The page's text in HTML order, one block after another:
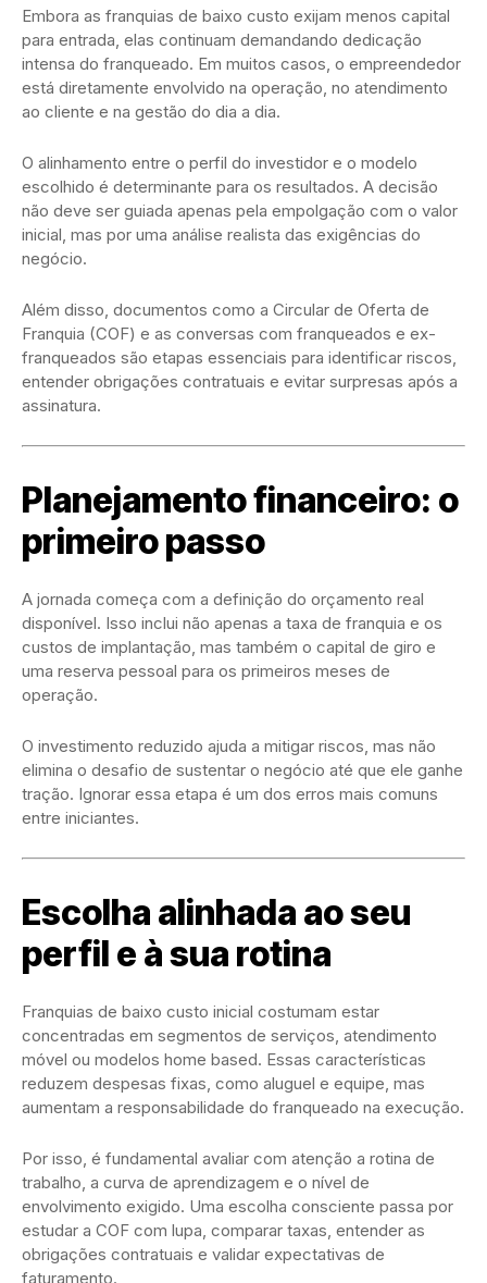
Embora as franquias de baixo custo exijam menos capital
para entrada, elas continuam demandando dedicação
intensa do franqueado. Em muitos casos, o empreendedor
está diretamente envolvido na operação, no atendimento
ao cliente e na gestão do dia a dia.
O alinhamento entre o perfil do investidor e o modelo
escolhido é determinante para os resultados. A decisão
não deve ser guiada apenas pela empolgação com o valor
inicial, mas por uma análise realista das exigências do
negócio.
Além disso, documentos como a Circular de Oferta de
Franquia (COF) e as conversas com franqueados e ex-
franqueados são etapas essenciais para identificar riscos,
entender obrigações contratuais e evitar surpresas após a
assinatura.
Planejamento financeiro: o
primeiro passo
A jornada começa com a definição do orçamento real
disponível. Isso inclui não apenas a taxa de franquia e os
custos de implantação, mas também o capital de giro e
uma reserva pessoal para os primeiros meses de
operação.
O investimento reduzido ajuda a mitigar riscos, mas não
elimina o desafio de sustentar o negócio até que ele ganhe
tração. Ignorar essa etapa é um dos erros mais comuns
entre iniciantes.
Escolha alinhada ao seu
perfil e à sua rotina
Franquias de baixo custo inicial costumam estar
concentradas em segmentos de serviços, atendimento
móvel ou modelos home based. Essas características
reduzem despesas fixas, como aluguel e equipe, mas
aumentam a responsabilidade do franqueado na execução.
Por isso, é fundamental avaliar com atenção a rotina de
trabalho, a curva de aprendizagem e o nível de
envolvimento exigido. Uma escolha consciente passa por
estudar a COF com lupa, comparar taxas, entender as
obrigações contratuais e validar expectativas de
faturamento.